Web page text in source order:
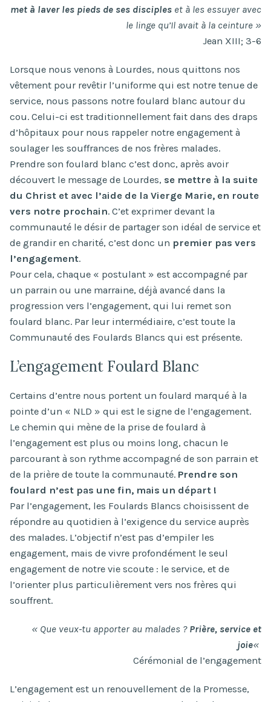
met à laver les pieds de ses disciples et à les essuyer avec
le linge qu’Il avait à la ceinture »
Jean XIII; 3-6
Lorsque nous venons à Lourdes, nous quittons nos
vêtement pour revêtir l’uniforme qui est notre tenue de
service, nous passons notre foulard blanc autour du
cou. Celui-ci est traditionnellement fait dans des draps
d’hôpitaux pour nous rappeler notre engagement à
soulager les souffrances de nos frères malades.
Prendre son foulard blanc c’est donc, après avoir
découvert le message de Lourdes, se mettre à la suite
du Christ et avec l’aide de la Vierge Marie, en route
vers notre prochain. C’et exprimer devant la
communauté le désir de partager son idéal de service et
de grandir en charité, c’est donc un premier pas vers
l’engagement.
Pour cela, chaque « postulant » est accompagné par
un parrain ou une marraine, déjà avancé dans la
progression vers l’engagement, qui lui remet son
foulard blanc. Par leur intermédiaire, c’est toute la
Communauté des Foulards Blancs qui est présente.
L’engagement Foulard Blanc
Certains d’entre nous portent un foulard marqué à la
pointe d’un « NLD » qui est le signe de l’engagement.
Le chemin qui mène de la prise de foulard à
l’engagement est plus ou moins long, chacun le
parcourant à son rythme accompagné de son parrain et
de la prière de toute la communauté. Prendre son
foulard n’est pas une fin, mais un départ !
Par l’engagement, les Foulards Blancs choisissent de
répondre au quotidien à l’exigence du service auprès
des malades. L’objectif n’est pas d’empiler les
engagement, mais de vivre profondément le seul
engagement de notre vie scoute : le service, et de
l’orienter plus particulièrement vers nos frères qui
souffrent.
« Que veux-tu apporter au malades ? Prière, service et
joie«
Cérémonial de l’engagement
L’engagement est un renouvellement de la Promesse,